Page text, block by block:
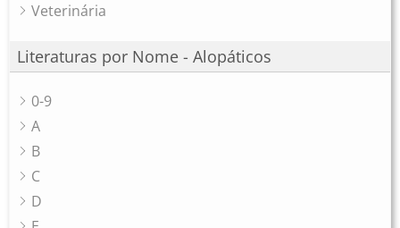
Veterinária
Literaturas por Nome - Alopáticos
0-9
A
B
C
D